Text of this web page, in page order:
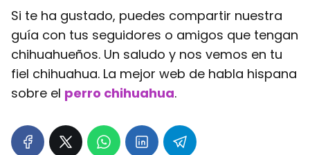
Si te ha gustado, puedes compartir nuestra
guía con tus seguidores o amigos que tengan
chihuahueños. Un saludo y nos vemos en tu
fiel chihuahua. La mejor web de habla hispana
sobre el perro chihuahua.